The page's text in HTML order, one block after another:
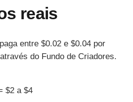
reais
entre $0.02 e $0.04 por
do Fundo de Criadores.
$2 a $4